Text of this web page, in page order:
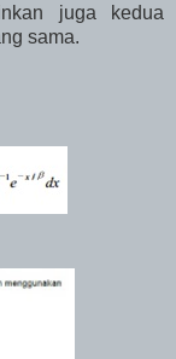
juga kedua
sama.